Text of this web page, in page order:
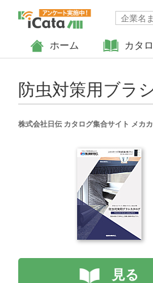
ホーム カタ
防虫対策用ブラ
株式会社日伝 カタログ集合サイト メカ
見る